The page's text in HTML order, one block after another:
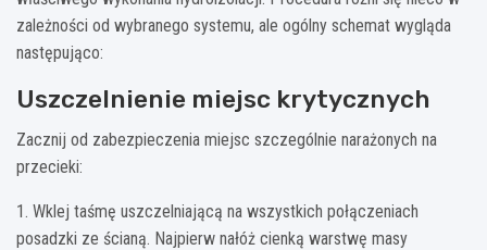
zależności od wybranego systemu, ale ogólny schemat wygląda
następująco:
Uszczelnienie miejsc krytycznych
Zacznij od zabezpieczenia miejsc szczególnie narażonych na
przecieki:
1. Wklej taśmę uszczelniającą na wszystkich połączeniach
posadzki ze ścianą. Najpierw nałóż cienką warstwę masy